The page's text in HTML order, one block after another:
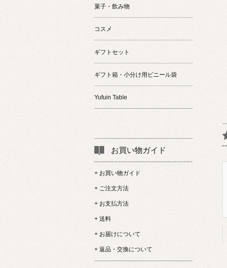
菓子・飲み物
コスメ
ギフトセット
ギフト箱・小分け用ビニール袋
Yufuin Table
お買い物ガイド
+ お買い物ガイド
+ ご注文方法
+ お支払方法
+ 送料
+ お届けについて
+ 返品・交換について